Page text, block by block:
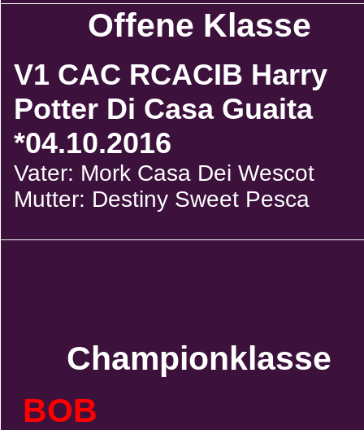
Offene Klasse
V1 CAC RCACIB Harry
Potter Di Casa Guaita
*04.10.2016
Vater: Mork Casa Dei Wescot
Mutter: Destiny Sweet Pesca
Championklasse
BOB